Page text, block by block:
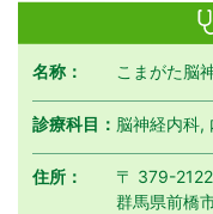
名称： こまがた脳
診療科目： 脳神経内科,
住所：
〒 379-2122
群馬県前橋